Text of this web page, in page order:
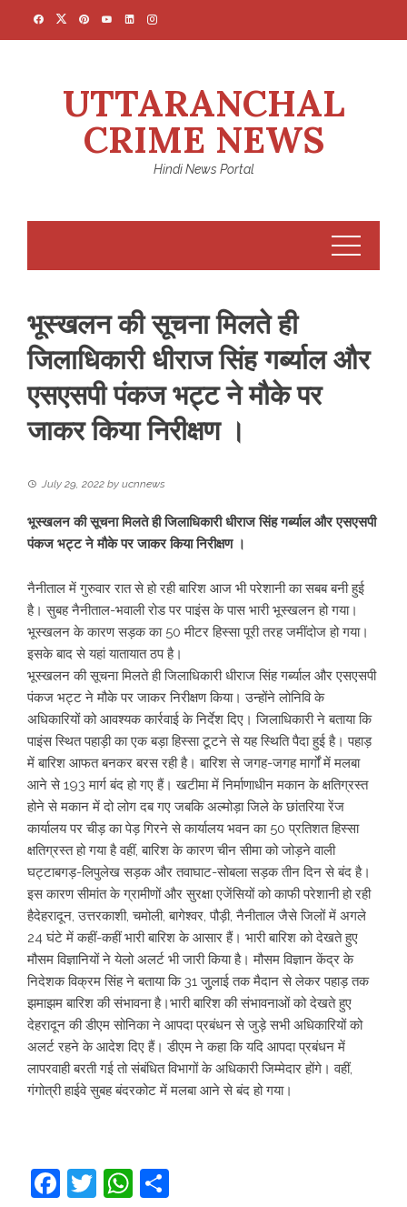
UTTARANCHAL
CRIME NEWS
Hindi News Portal
भूस्खलन की सूचना मिलते ही
जिलाधिकारी धीराज सिंह गर्ब्याल और
एसएसपी पंकज भट्ट ने मौके पर
जाकर किया निरीक्षण ।
July 29, 2022 by ucnnews
भूस्खलन की सूचना मिलते ही जिलाधिकारी धीराज सिंह गर्ब्याल और एसएसपी
पंकज भट्ट ने मौके पर जाकर किया निरीक्षण ।
नैनीताल में गुरुवार रात से हो रही बारिश आज भी परेशानी का सबब बनी हुई
है। सुबह नैनीताल-भवाली रोड पर पाइंस के पास भारी भूस्खलन हो गया।
भूस्खलन के कारण सड़क का 50 मीटर हिस्सा पूरी तरह जमींदोज हो गया।
इसके बाद से यहां यातायात ठप है।
भूस्खलन की सूचना मिलते ही जिलाधिकारी धीराज सिंह गर्ब्याल और एसएसपी
पंकज भट्ट ने मौके पर जाकर निरीक्षण किया। उन्होंने लोनिवि के
अधिकारियों को आवश्यक कार्रवाई के निर्देश दिए। जिलाधिकारी ने बताया कि
पाइंस स्थित पहाड़ी का एक बड़ा हिस्सा टूटने से यह स्थिति पैदा हुई है। पहाड़
में बारिश आफत बनकर बरस रही है। बारिश से जगह-जगह मार्गों में मलबा
आने से 193 मार्ग बंद हो गए हैं। खटीमा में निर्माणाधीन मकान के क्षतिग्रस्त
होने से मकान में दो लोग दब गए जबकि अल्मोड़ा जिले के छांतरिया रेंज
कार्यालय पर चीड़ का पेड़ गिरने से कार्यालय भवन का 50 प्रतिशत हिस्सा
क्षतिग्रस्त हो गया है वहीं, बारिश के कारण चीन सीमा को जोड़ने वाली
घट्टाबगड़-लिपुलेख सड़क और तवाघाट-सोबला सड़क तीन दिन से बंद है।
इस कारण सीमांत के ग्रामीणों और सुरक्षा एजेंसियों को काफी परेशानी हो रही
हैदेहरादून, उत्तरकाशी, चमोली, बागेश्वर, पौड़ी, नैनीताल जैसे जिलों में अगले
24 घंटे में कहीं-कहीं भारी बारिश के आसार हैं। भारी बारिश को देखते हुए
मौसम विज्ञानियों ने येलो अलर्ट भी जारी किया है। मौसम विज्ञान केंद्र के
निदेशक विक्रम सिंह ने बताया कि 31 जुुलाई तक मैदान से लेकर पहाड़ तक
झमाझम बारिश की संभावना है।भारी बारिश की संभावनाओं को देखते हुए
देहरादून की डीएम सोनिका ने आपदा प्रबंधन से जुड़े सभी अधिकारियों को
अलर्ट रहने के आदेश दिए हैं। डीएम ने कहा कि यदि आपदा प्रबंधन में
लापरवाही बरती गई तो संबंधित विभागों के अधिकारी जिम्मेदार होंगे। वहीं,
गंगोत्री हाईवे सुबह बंदरकोट में मलबा आने से बंद हो गया।
Facebook
TwitterWhatsApp